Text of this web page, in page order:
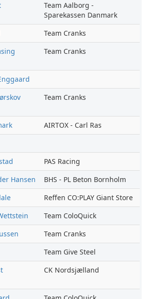
Team Aalborg -
Sparekassen Danmark
Team Cranks
Team Cranks
Team Cranks
AIRTOX - Carl Ras
PAS Racing
Hansen
BHS - PL Beton Bornholm
Reffen CO:PLAY Giant Store
Team ColoQuick
Team Cranks
Team Give Steel
CK Nordsjælland